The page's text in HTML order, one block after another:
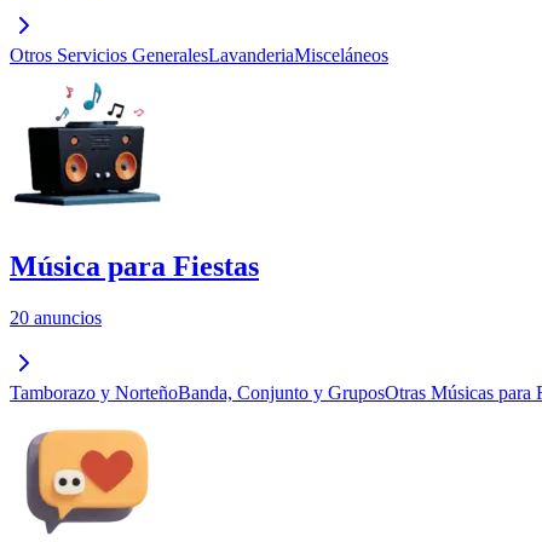
Otros Servicios GeneralesLavanderiaMisceláneos
Música para Fiestas
20 anuncios
Tamborazo y NorteñoBanda, Conjunto y GruposOtras Músicas para